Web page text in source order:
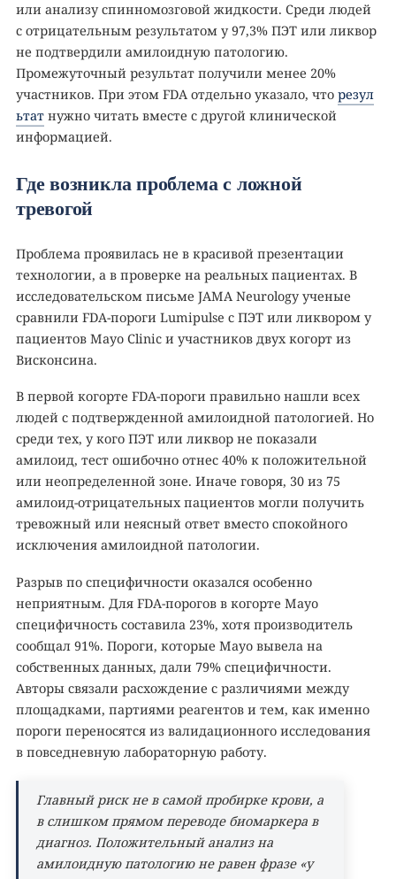
или анализу спинномозговой жидкости. Среди людей
с отрицательным результатом у 97,3% ПЭТ или ликвор
не подтвердили амилоидную патологию.
Промежуточный результат получили менее 20%
участников. При этом FDA отдельно указало, что резул
ьтат нужно читать вместе с другой клинической
информацией.
Где возникла проблема с ложной
тревогой
Проблема проявилась не в красивой презентации
технологии, а в проверке на реальных пациентах. В
исследовательском письме JAMA Neurology ученые
сравнили FDA-пороги Lumipulse с ПЭТ или ликвором у
пациентов Mayo Clinic и участников двух когорт из
Висконсина.
В первой когорте FDA-пороги правильно нашли всех
людей с подтвержденной амилоидной патологией. Но
среди тех, у кого ПЭТ или ликвор не показали
амилоид, тест ошибочно отнес 40% к положительной
или неопределенной зоне. Иначе говоря, 30 из 75
амилоид-отрицательных пациентов могли получить
тревожный или неясный ответ вместо спокойного
исключения амилоидной патологии.
Разрыв по специфичности оказался особенно
неприятным. Для FDA-порогов в когорте Mayo
специфичность составила 23%, хотя производитель
сообщал 91%. Пороги, которые Mayo вывела на
собственных данных, дали 79% специфичности.
Авторы связали расхождение с различиями между
площадками, партиями реагентов и тем, как именно
пороги переносятся из валидационного исследования
в повседневную лабораторную работу.
Главный риск не в самой пробирке крови, а
в слишком прямом переводе биомаркера в
диагноз. Положительный анализ на
амилоидную патологию не равен фразе «у